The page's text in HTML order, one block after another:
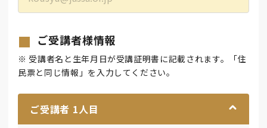
ご受講者様情報
※ 受講者名と生年月日が受講証明書に記載されます。「住
民票と同じ情報」を入力してください。
ご受講者 1人目